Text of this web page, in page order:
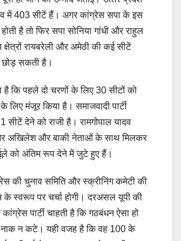
में 403 सीटें हैं। अगर कांग्रेस सपा के इस
होती है तो फिर सपा सोनिया गांधी और राहुल
क्षेत्रों रायबरेली और अमेठी की कई सीटें
सकती है।
है कि पहले दो चरणों के लिए 30 सीटों को
लिए मंजूर किया है। समाजवादी पार्टी
सीटें देने को राजी है। रामगोपाल यादव
अखिलेश और बाकी नेताओं के साथ मिलकर
को अंतिम रूप देने में जुटे हुए हैं।
की चुनाव समिति और स्क्रीनिंग कमेटी की
स्वरूप पर चर्चा होगी। दरअसल यूपी की
पार्टी चाहती है कि गठबंधन ऐसा हो
न कटे। यही वजह है कि वह 100 के